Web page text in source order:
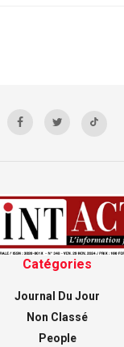
Catégories
Journal Du Jour
Non Classé
People